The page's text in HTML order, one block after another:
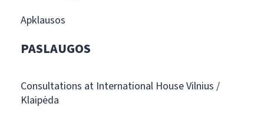
Apklausos
PASLAUGOS
Consultations at International House Vilnius /
Klaipėda